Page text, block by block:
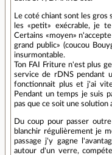
Le coté chiant sont les
les «petit» exécrable, je
Certains «moyen»
grand public» (coucou
insurmontable.
Ton FAI Friture n'est plus
service de rDNS pendant
fonctionnait plus et j'ai
Pendant un temps je suis
pas que ce soit une solution
Du coup pour passer
blanchir régulièrement je
passage j'y gagne
autour d'un verre,